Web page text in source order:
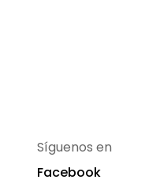
Síguenos en
Facebook